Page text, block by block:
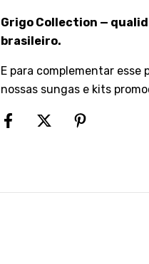
Grigo Collection —
brasileiro.
E para complementar esse
nossas sungas e kits